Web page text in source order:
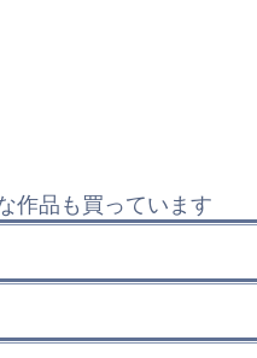
作品も買っています